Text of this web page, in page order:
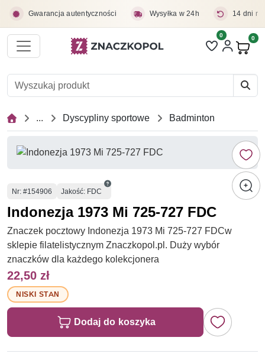
Gwarancja autentyczności Wysyłka w 24h 14 dni
Liczba pozycji
0 0
... Dyscypliny sportowe Badminton
Numer
Nr: #154906 Jakość: FDC
Indonezja 1973 Mi 725-727 FDC
Znaczek pocztowy Indonezja 1973 Mi 725-727 FDCw
sklepie filatelistycznym Znaczkopol.pl. Duży wybór
znaczków dla każdego kolekcjonera
22,50 zł
NISKI STAN
Dodaj do koszyka